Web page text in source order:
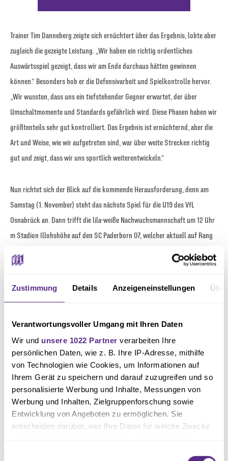
Zustimmung Details Anzeigeneinstellungen
Verantwortungsvoller Umgang mit Ihren Daten
Wir und unsere 1022 Partner verarbeiten Ihre
persönlichen Daten, wie z. B. Ihre IP-Adresse, mithilfe
von Technologien wie Cookies, um Informationen auf
Ihrem Gerät zu speichern und darauf zuzugreifen und so
personalisierte Werbung und Inhalte, Messungen von
Werbung und Inhalten, Zielgruppenforschung sowie
Entwicklung von Angeboten zu ermöglichen. Sie
entscheiden darüber, wer Ihre Daten für welche Zwecke
Trainer Tim Danneberg zeigte sich ernüchtert über das Ergebnis, lobte aber
zugleich die gezeigte Leistung. „Wir haben ein richtig ordentliches
Auswärtsspiel gezeigt, dass wir am Ende durchaus hätten gewinnen
können.“ Besonders hob er die Defensivarbeit und Spielkontrolle hervor.
„Wir wussten, dass uns ein tiefstehender Gegner erwartet, der über
Umschaltmomente und Standards gefährlich wird. Diese Phasen haben wir
größtenteils sehr gut kontrolliert. Das Ergebnis ist ernüchternd, aber die
Art und Weise, wie wir aufgetreten sind, war über weite Strecken richtig
gut und zeigt, dass wir uns sportlich weiterentwickeln.“
Nun richtet sich der Blick auf die kommende Herausforderung, denn am
Samstag (1. November) steht das nächste Spiel für die U19 des VfL
Osnabrück an. Dann trifft die lila-weiße Nachwuchsmannschaft um 12 Uhr
m Stadion Illohshöhe auf den SC Paderborn 07, welcher aktuell auf Rang
Text: Neelke Ulferts